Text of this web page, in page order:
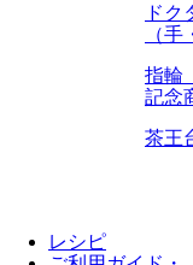
ドク
（手
指輪
記念
茶王
レシピ